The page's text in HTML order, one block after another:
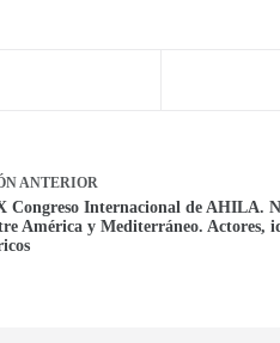
ANTERIOR
Congreso Internacional de AHILA.
América y Mediterráneo. Actores,